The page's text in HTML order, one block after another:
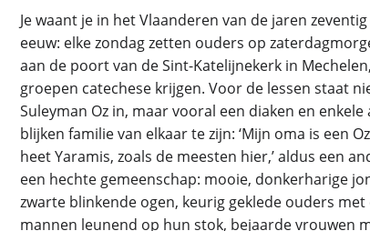
Je waant je in het Vlaanderen van de jaren
eeuw: elke zondag zetten ouders op
aan de poort van de Sint-Katelijnekerk in
groepen catechese krijgen. Voor de lessen staat
Suleyman Oz in, maar vooral een diaken en
blijken familie van elkaar te zijn: ‘Mijn oma is een
heet Yaramis, zoals de meesten hier,’ aldus een
een hechte gemeenschap: mooie, donkerharige
zwarte blinkende ogen, keurig geklede ouders met
mannen leunend op hun stok, bejaarde vrouwen